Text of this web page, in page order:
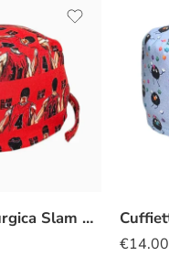
Cuffietta chirurgica Slam Dunk
€14.00